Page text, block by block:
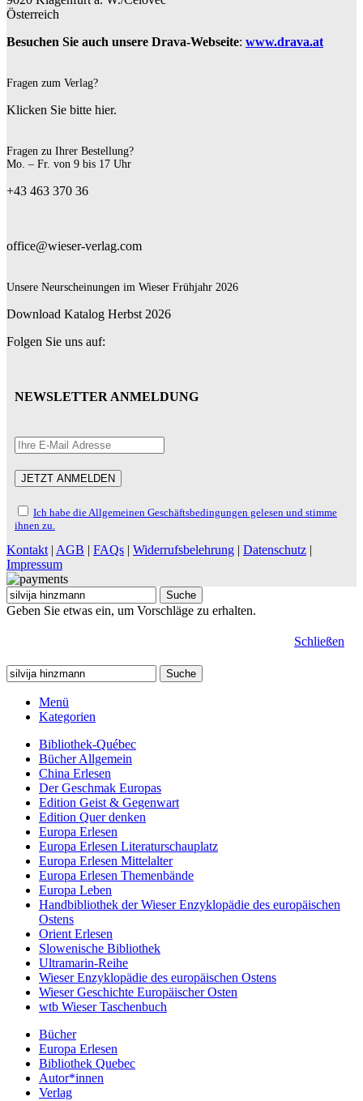
Österreich
Besuchen Sie auch unsere Drava-Webseite: www.drava.at
Fragen zum Verlag?
Klicken Sie bitte hier.
Fragen zu Ihrer Bestellung?
Mo. – Fr. von 9 bis 17 Uhr
+43 463 370 36
office@wieser-verlag.com
Unsere Neurscheinungen im Wieser Frühjahr 2026
Download Katalog Herbst 2026
Folgen Sie uns auf:
NEWSLETTER ANMELDUNG
Ich habe die Allgemeinen Geschäftsbedingungen gelesen und stimme
ihnen zu.
Kontakt | AGB | FAQs | Widerrufsbelehrung | Datenschutz |
Impressum
Suche
Geben Sie etwas ein, um Vorschläge zu erhalten.
Schließen
Suche
Menü
Kategorien
Bibliothek-Québec
Bücher Allgemein
China Erlesen
Der Geschmak Europas
Edition Geist & Gegenwart
Edition Quer denken
Europa Erlesen
Europa Erlesen Literaturschauplatz
Europa Erlesen Mittelalter
Europa Erlesen Themenbände
Europa Leben
Handbibliothek der Wieser Enzyklopädie des europäischen
Ostens
Orient Erlesen
Slowenische Bibliothek
Ultramarin-Reihe
Wieser Enzyklopädie des europäischen Ostens
Wieser Geschichte Europäischer Osten
wtb Wieser Taschenbuch
Bücher
Europa Erlesen
Bibliothek Quebec
Autor*innen
Verlag